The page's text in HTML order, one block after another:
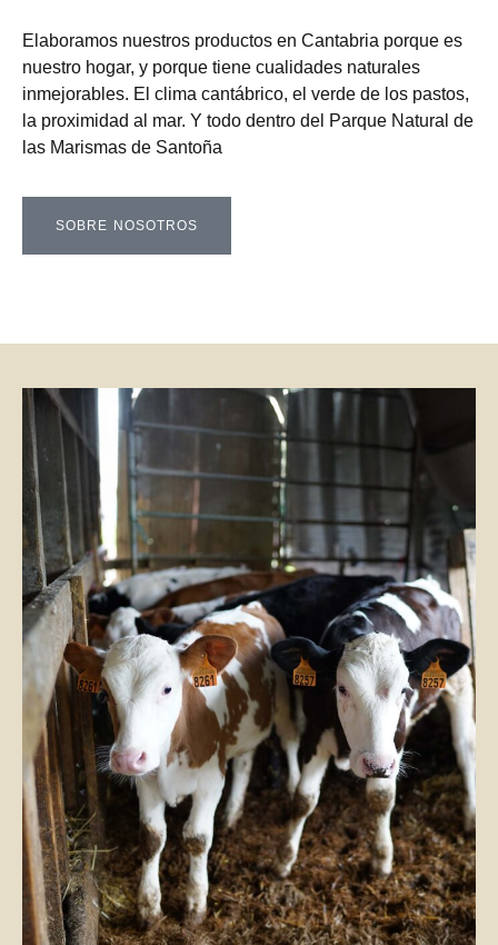
Elaboramos nuestros productos en Cantabria porque es
nuestro hogar, y porque tiene cualidades naturales
inmejorables. El clima cantábrico, el verde de los pastos,
la proximidad al mar. Y todo dentro del Parque Natural de
las Marismas de Santoña
SOBRE NOSOTROS